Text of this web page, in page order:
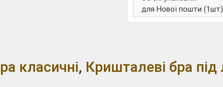
для Нової пошти
класичні, Кришталеві бра